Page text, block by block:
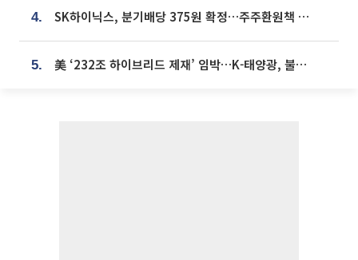
4. SK하이닉스, 분기배당 375원 확정…주주환원책 9월로 앞당겨 발표
5. 美 ‘232조 하이브리드 제재’ 임박…K-태양광, 불확실성 털고 날개 다나